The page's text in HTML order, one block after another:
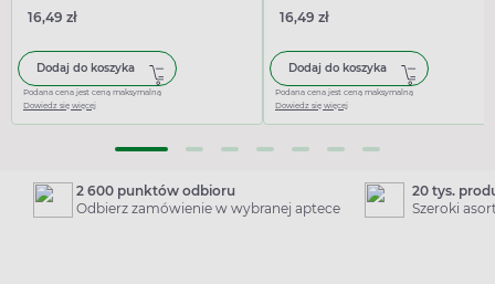
16,49 zł
Dodaj do koszyka
Podana cena jest ceną maksymalną
Dowiedz się więcej
16,49 zł
Dodaj do koszyka
Podana cena jest ceną maksymalną
Dowiedz się więcej
2 600 punktów odbioru
Odbierz zamówienie w wybranej aptece
20 tys.
Szeroki